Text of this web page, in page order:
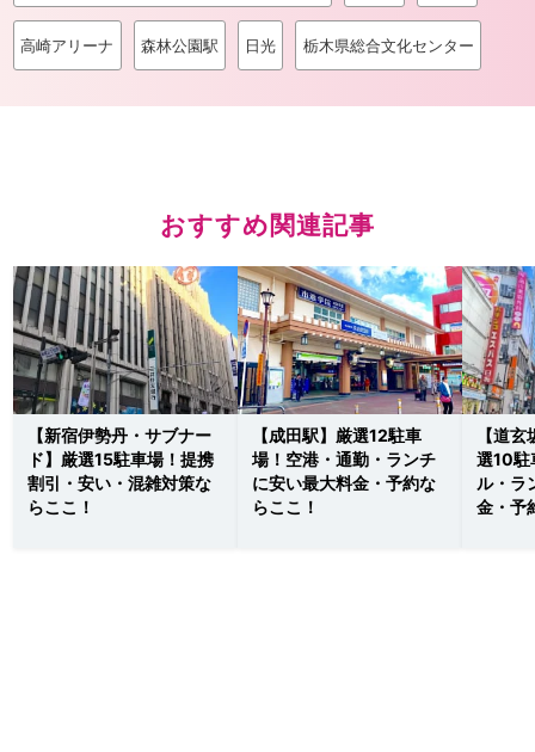
高崎アリーナ 森林公園駅 日光 栃木県総合文化センター
おすすめ関連記事
【新宿伊勢丹・サブナー
ド】厳選15駐車場！提携
割引・安い・混雑対策な
らここ！
【成田駅】厳選12駐車
場！空港・通勤・ランチ
に安い最大料金・予約な
らここ！
【道
選10駐
ル・ラ
金・予